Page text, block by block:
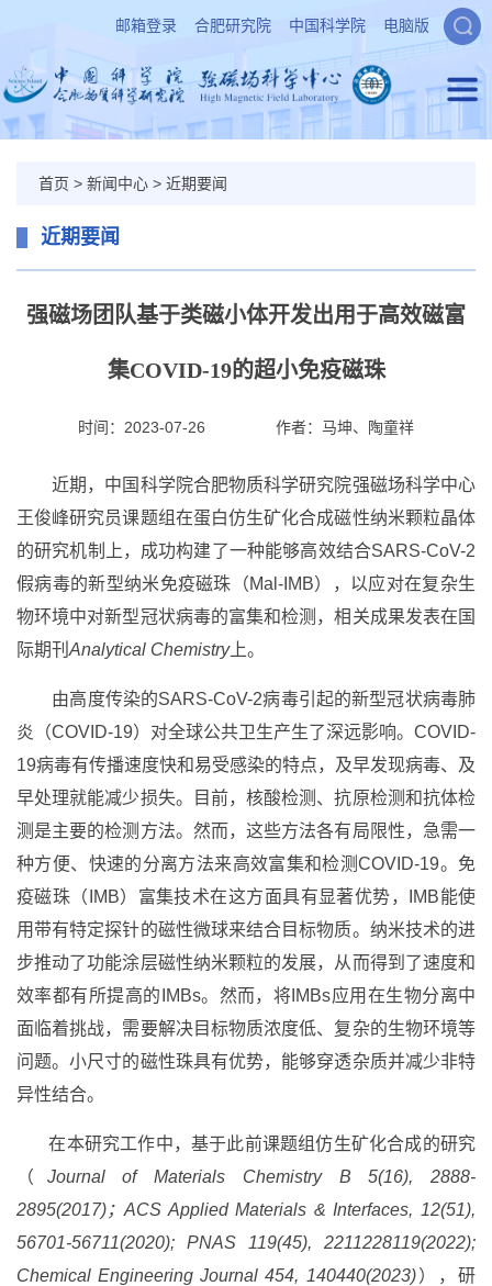
邮箱登录 合肥研究院 中国科学院 电脑版
首页 > 新闻中心 > 近期要闻
近期要闻
强磁场团队基于类磁小体开发出用于高效磁富
集COVID-19的超小免疫磁珠
时间：2023-07-26 作者： 马坤、陶童祥
近期，中国科学院合肥物质科学研究院强磁场科学中心
王俊峰研究员课题组在蛋白仿生矿化合成磁性纳米颗粒晶体
的研究机制上，成功构建了一种能够高效结合SARS-CoV-2
假病毒的新型纳米免疫磁珠（Mal-IMB），以应对在复杂生
物环境中对新型冠状病毒的富集和检测，相关成果发表在国
际期刊 Analytical Chemistry上。
由高度传染的SARS-CoV-2病毒引起的新型冠状病毒肺
炎（COVID-19）对全球公共卫生产生了深远影响。COVID-
19病毒有传播速度快和易受感染的特点，及早发现病毒、及
早处理就能减少损失。目前，核酸检测、抗原检测和抗体检
测是主要的检测方法。然而，这些方法各有局限性，急需一
种方便、快速的分离方法来高效富集和检测COVID-19。免
疫磁珠（IMB）富集技术在这方面具有显著优势，IMB能使
用带有特定探针的磁性微球来结合目标物质。纳米技术的进
步推动了功能涂层磁性纳米颗粒的发展，从而得到了速度和
效率都有所提高的IMBs。然而，将IMBs应用在生物分离中
面临着挑战，需要解决目标物质浓度低、复杂的生物环境等
问题。小尺寸的磁性珠具有优势，能够穿透杂质并减少非特
异性结合。
在本研究工作中，基于此前课题组仿生矿化合成的研究
（ Journal of Materials Chemistry B 5(16), 2888-
2895(2017)；ACS Applied Materials & Interfaces, 12(51),
56701-56711(2020); PNAS 119(45), 2211228119(2022);
Chemical Engineering Journal 454, 140440(2023)），研